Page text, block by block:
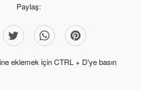
Paylaş:
eklemek için CTRL + D'ye basın